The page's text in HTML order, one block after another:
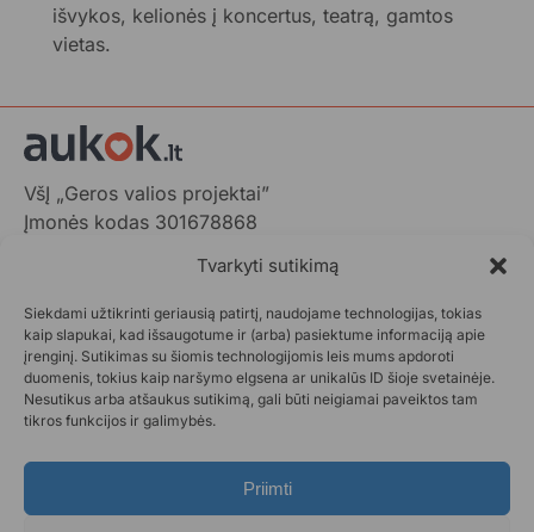
Tvarkyti sutikimą
Siekdami užtikrinti geriausią patirtį, naudojame technologijas, tokias
kaip slapukai, kad išsaugotume ir (arba) pasiektume informaciją apie
įrenginį. Sutikimas su šiomis technologijomis leis mums apdoroti
duomenis, tokius kaip naršymo elgsena ar unikalūs ID šioje svetainėje.
Nesutikus arba atšaukus sutikimą, gali būti neigiamai paveiktos tam
tikros funkcijos ir galimybės.
Priimti
išvykos, kelionės į koncertus, teatrą, gamtos
vietas.
VšĮ „Geros valios projektai”
Įmonės kodas 301678868
LT-01103 Vilnius, Lietuva
+370 602 31001,info@aukok.lt
+370 698 24305 (verslo partnerystėms)
Kontaktai
Aukok.lt taisyklės